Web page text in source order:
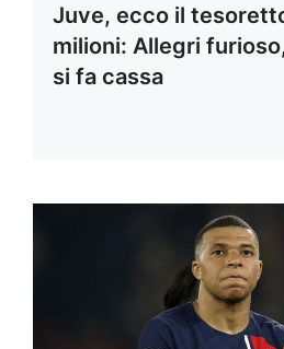
Juve, ecco il
milioni: Allegri
si fa cassa